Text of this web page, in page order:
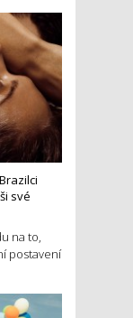
své
na to,
postavení